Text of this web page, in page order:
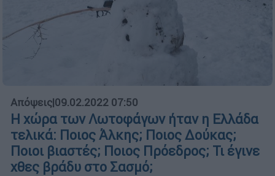
Απόψεις|09.02.2022 07:50
Η χώρα των Λωτοφάγων ήταν η Ελλάδα
τελικά: Ποιος Άλκης; Ποιος Δούκας;
Ποιοι βιαστές; Ποιος Πρόεδρος; Τι έγινε
χθες βράδυ στο Σασμό;